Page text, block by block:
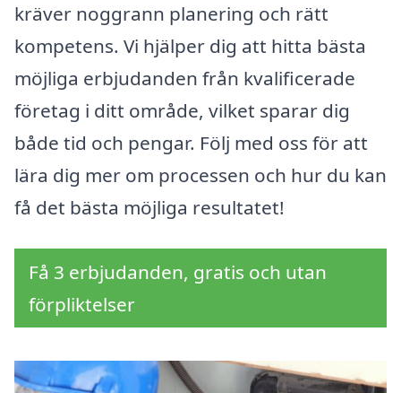
kräver noggrann planering och rätt
kompetens. Vi hjälper dig att hitta bästa
möjliga erbjudanden från kvalificerade
företag i ditt område, vilket sparar dig
både tid och pengar. Följ med oss för att
lära dig mer om processen och hur du kan
få det bästa möjliga resultatet!
Få 3 erbjudanden, gratis och utan
förpliktelser